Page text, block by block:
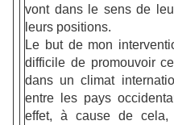
vont dans le sens de
leurs positions.
Le but de mon
difficile de promouvoir
dans un climat
entre les pays
effet, à cause de